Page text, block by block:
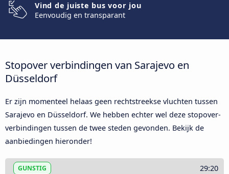
Vind de juiste bus voor jou
Eenvoudig en transparant
Stopover verbindingen van Sarajevo en
Düsseldorf
Er zijn momenteel helaas geen rechtstreekse vluchten tussen
Sarajevo en Düsseldorf. We hebben echter wel deze stopover-
verbindingen tussen de twee steden gevonden. Bekijk de
aanbiedingen hieronder!
GUNSTIG 29:20